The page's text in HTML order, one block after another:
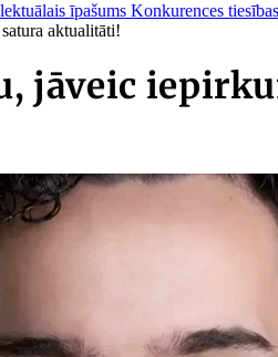
īpašums Konkurences tiesības
aktualitāti!
jāveic